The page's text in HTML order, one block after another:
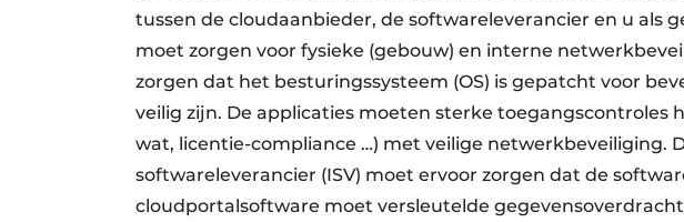
tussen de cloudaanbieder, de softwareleverancier en u als
moet zorgen voor fysieke (gebouw) en interne
zorgen dat het besturingssysteem (OS) is gepatcht voor
veilig zijn. De applicaties moeten sterke toegangscontroles
wat, licentie-compliance …) met veilige netwerkbeveiliging.
softwareleverancier (ISV) moet ervoor zorgen dat de
cloudportalsoftware moet versleutelde